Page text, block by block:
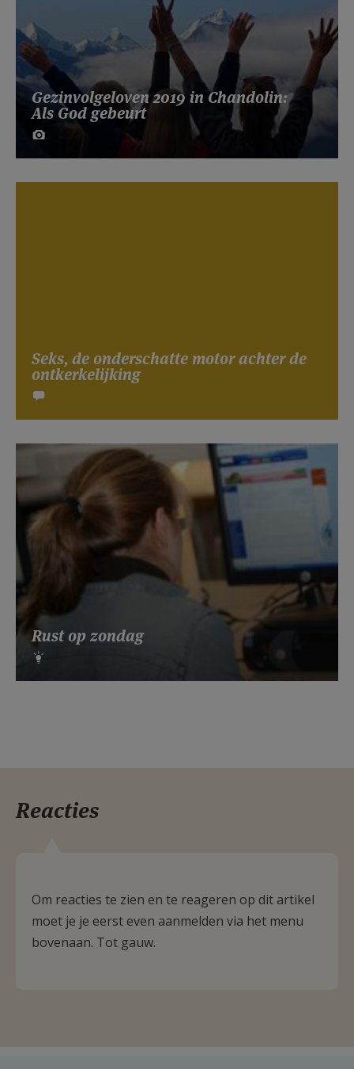
Gezinvolgeloven 2019 in Chandolin:
Als God gebeurt
Seks, de onderschatte motor achter de
ontkerkelijking
Rust op zondag
Reacties
Om reacties te zien en te reageren op dit artikel
moet je je eerst even aanmelden via het menu
bovenaan. Tot gauw.